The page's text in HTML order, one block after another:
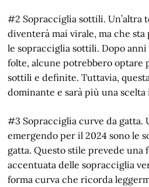
#2 Sopracciglia sottili. Un’altra
diventerà mai virale, ma che
le sopracciglia sottili. Dopo anni
folte, alcune potrebbero optare
sottili e definite. Tuttavia,
dominante e sarà più una
#3 Sopracciglia curve da gatta.
emergendo per il 2024 sono le
gatta. Questo stile prevede una
accentuata delle sopracciglia
forma curva che ricorda